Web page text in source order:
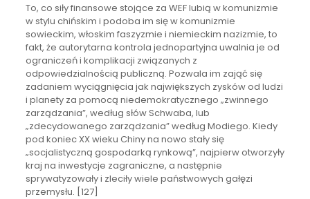
To, co siły finansowe stojące za WEF lubią w komunizmie
w stylu chińskim i podoba im się w komunizmie
sowieckim, włoskim faszyzmie i niemieckim nazizmie, to
fakt, że autorytarna kontrola jednopartyjna uwalnia je od
ograniczeń i komplikacji związanych z
odpowiedzialnością publiczną. Pozwala im zająć się
zadaniem wyciągnięcia jak największych zysków od ludzi
i planety za pomocą niedemokratycznego „zwinnego
zarządzania”, według słów Schwaba, lub
„zdecydowanego zarządzania” według Modiego. Kiedy
pod koniec XX wieku Chiny na nowo stały się
„socjalistyczną gospodarką rynkową”, najpierw otworzyły
kraj na inwestycje zagraniczne, a następnie
sprywatyzowały i zleciły wiele państwowych gałęzi
przemysłu. [127]